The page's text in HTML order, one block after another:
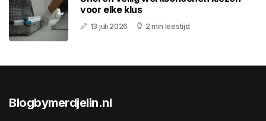
voor elke klus
13 juli 2026 2 min leestijd
Blogbymerdjelin.nl